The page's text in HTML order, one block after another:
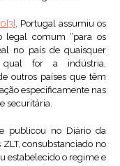
[3] , Portugal assumiu os
legal comum “para os
no país de quaisquer
qual for a indústria,
outros países que têm
especificamente nas
securitária.
publicou no Diário da
consubstanciado no
estabelecido o regime e